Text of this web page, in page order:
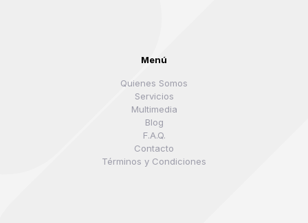
Menú
Quienes Somos
Servicios
Multimedia
Blog
F.A.Q.
Contacto
Términos y Condiciones